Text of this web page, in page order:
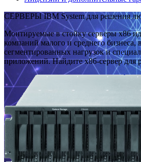
СЕРВЕРЫ IBM System для решения
Монтируемые в стойку серверы x86
компаний малого и среднего бизнеса,
сегментированных нагрузок и
приложений. Найдите x86-сервер для